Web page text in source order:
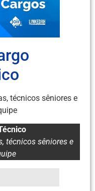
técnicos sêniores e
técnicos sêniores e